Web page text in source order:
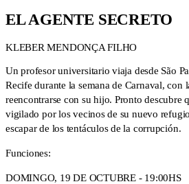
EL AGENTE SECRETO
KLEBER MENDONÇA FILHO
Un profesor universitario viaja desde São
Recife durante la semana de Carnaval, con
reencontrarse con su hijo. Pronto descubre
vigilado por los vecinos de su nuevo
escapar de los tentáculos de la corrupción.
Funciones:
DOMINGO, 19 DE OCTUBRE - 19:00HS